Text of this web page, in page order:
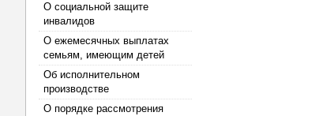
О социальной защите
инвалидов
О ежемесячных выплатах
семьям, имеющим детей
Об исполнительном
производстве
О порядке рассмотрения